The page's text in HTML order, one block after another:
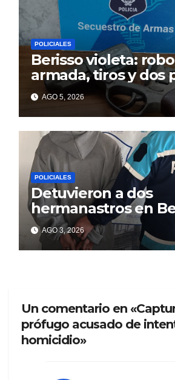
POLICIALES
Berisso violeta:
armada, tiros y dos
AGO 5, 2026
POLICIALES
Detuvieron a dos
hermanastros en
matar a puñaladas a
tatuador
AGO 3, 2026
Un comentario en
prófugo acusado de
homicidio»